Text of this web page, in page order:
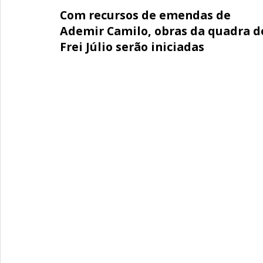
Com recursos de emendas de
Ademir Camilo, obras da quadra
Frei Júlio serão iniciadas